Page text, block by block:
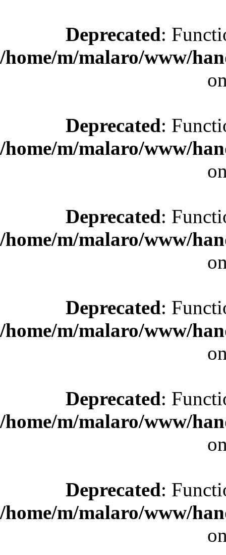
Deprecated:
/home/m/malaro/www/
Deprecated:
/home/m/malaro/www/
Deprecated:
/home/m/malaro/www/
Deprecated:
/home/m/malaro/www/
Deprecated:
/home/m/malaro/www/
Deprecated:
/home/m/malaro/www/